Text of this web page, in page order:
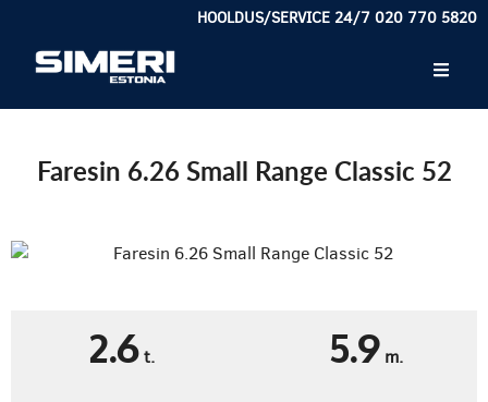
HOOLDUS/SERVICE 24/7 020 770 5820
Faresin 6.26 Small Range Classic 52
2.6t. 5.9 m.